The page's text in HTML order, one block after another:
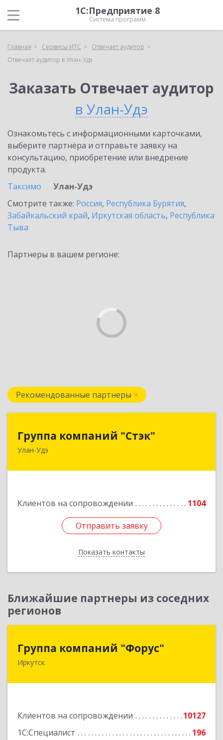
1С:Предприятие 8
Система программ
Главная Сервисы ИТС
Отвечает аудитор
Отвечает аудитор в Улан-Удэ
Заказать Отвечает аудитор
в Улан-Удэ
Ознакомьтесь с информационными карточками,
выберите партнёра и отправьте заявку на
консультацию, приобретение или внедрение
продукта.
Таксимо
Улан-Удэ
Смотрите также: Россия, Республика Бурятия,
Забайкальский край, Иркутская область, Республика
Тыва
Партнеры в вашем регионе:
Рекомендованные партнеры
Группа компаний "Стэк"
Улан-Удэ
Клиентов на сопровождении 1104
Отправить заявку
Показать контакты
Группа компаний "Стэк"
670000, Бурятия Респ, Улан-Удэ г, Советская ул.,
Отправить заявку
Назад
Ближайшие партнеры из соседних
регионов
Группа компаний "Форус"
Иркутск
Клиентов на сопровождении
10127
1С:Специалист
196
Группа компаний "Форус"
664007, Иркутская обл, Иркутск г, Ямская ул,